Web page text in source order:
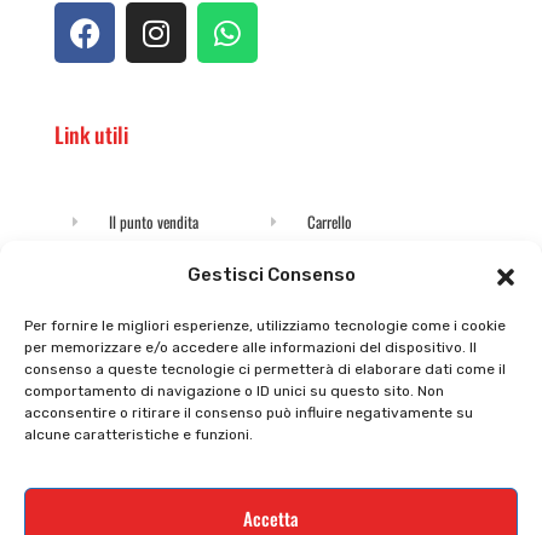
Gestisci Consenso
Per fornire le migliori esperienze, utilizziamo tecnologie come i cookie
per memorizzare e/o accedere alle informazioni del dispositivo. Il
consenso a queste tecnologie ci permetterà di elaborare dati come il
comportamento di navigazione o ID unici su questo sito. Non
acconsentire o ritirare il consenso può influire negativamente su
alcune caratteristiche e funzioni.
Accetta
Link utili
Il punto vendita
Il mio account
Privacy policy
Cookie policy
Supporto e contatti
Carrello
checkout
Tutti prodotti
Termini e condizioni
Resi e rimborsi